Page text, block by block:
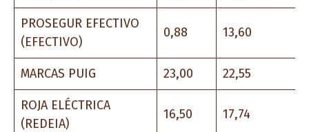
PROSEGUR EFECTIVO
(EFECTIVO)
0,88 13,60
MARCAS PUIG 23,00 22,55
ROJA ELÉCTRICA
(REDEIA)
16,50 17,74